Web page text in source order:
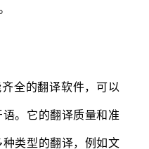
全的翻译软件，可以
。它的翻译质量和准
类型的翻译，例如文